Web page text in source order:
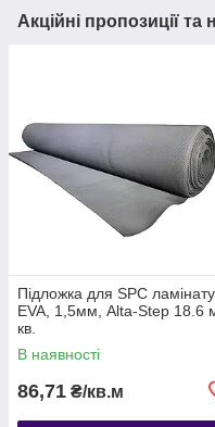
Акційні пропозиції та
Підложка для SPC ламінату,
EVA, 1,5мм, Alta-Step 18.6
кв.
В наявності
86,71 ₴/кв.м